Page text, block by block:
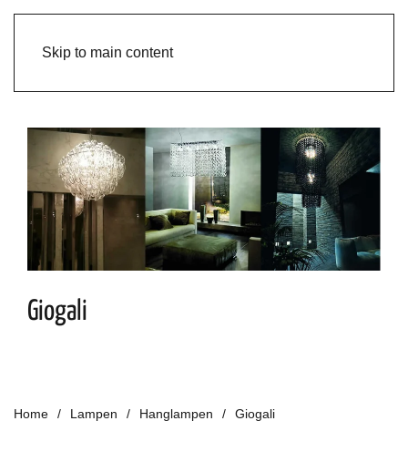
Skip to main content
Giogali
Home Lampen Hanglampen Giogali